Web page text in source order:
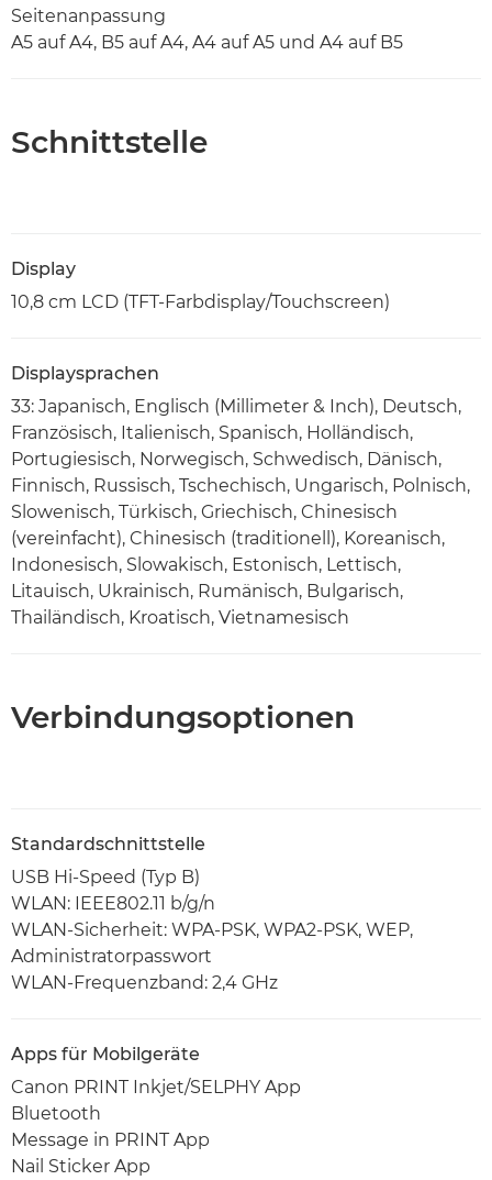
Seitenanpassung
A5 auf A4, B5 auf A4, A4 auf A5 und A4 auf B5
Schnittstelle
Display
10,8 cm LCD (TFT-Farbdisplay/Touchscreen)
Displaysprachen
33: Japanisch, Englisch (Millimeter & Inch), Deutsch,
Französisch, Italienisch, Spanisch, Holländisch,
Portugiesisch, Norwegisch, Schwedisch, Dänisch,
Finnisch, Russisch, Tschechisch, Ungarisch, Polnisch,
Slowenisch, Türkisch, Griechisch, Chinesisch
(vereinfacht), Chinesisch (traditionell), Koreanisch,
Indonesisch, Slowakisch, Estonisch, Lettisch,
Litauisch, Ukrainisch, Rumänisch, Bulgarisch,
Thailändisch, Kroatisch, Vietnamesisch
Verbindungsoptionen
Standardschnittstelle
USB Hi-Speed (Typ B)
WLAN: IEEE802.11 b/g/n
WLAN-Sicherheit: WPA-PSK, WPA2-PSK, WEP,
Administratorpasswort
WLAN-Frequenzband: 2,4 GHz
Apps für Mobilgeräte
Canon PRINT Inkjet/SELPHY App
Bluetooth
Message in PRINT App
Nail Sticker App